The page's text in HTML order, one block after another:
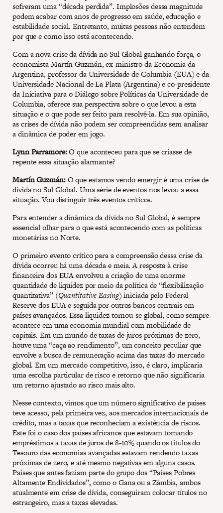
sofreram uma “década perdida”. Implosões dessa magnitude
podem acabar com anos de progresso em saúde, educação e
estabilidade social. Entretanto, muitas pessoas não entendem
por que e como isso está acontecendo.
Com a nova crise da dívida no Sul Global ganhando força, o
economista Martín Guzmán, ex-ministro da Economia da
Argentina, professor da Universidade de Columbia (EUA) e da
Universidade Nacional de La Plata (Argentina) e co-presidente
da Iniciativa para o Diálogo sobre Políticas da Universidade de
Columbia, oferece sua perspectiva sobre o que levou a esta
situação e o que pode ser feito para resolvê-la. Em sua opinião,
as crises de dívida não podem ser compreendidas sem analisar
a dinâmica de poder em jogo.
Lynn Parramore:O que aconteceu para que se criasse de
repente essa situação alarmante?
Martín Guzmán:O que estamos vendo emergir é uma crise de
dívida no Sul Global. Uma série de eventos nos levou a essa
situação. Vou distinguir três eventos críticos.
Para entender a dinâmica da dívida no Sul Global, é sempre
essencial olhar para o que está acontecendo com as políticas
monetárias no Norte.
O primeiro evento crítico para a compreensão dessa crise da
dívida ocorreu há uma década e meia. A resposta à crise
financeira dos EUA envolveu a criação de uma enorme
quantidade de liquidez por meio da política de “flexibilização
quantitativa” (Quantitative Easing) iniciada pelo Federal
Reserve dos EUA e seguida por outros bancos centrais em
países avançados. Essa liquidez tornou-se global, como sempre
acontece em uma economia mundial com mobilidade de
capitais. Em um mundo de taxas de juros próximas de zero,
houve uma “caça ao rendimento”, um conceito peculiar que
envolve a busca de remuneração acima das taxas do mercado
global. Em um mercado competitivo, isso, é claro, implicaria
uma escolha particular de risco e retorno que não significaria
um retorno ajustado ao risco mais alto.
Nesse contexto, vimos que um número significativo de países
teve acesso, pela primeira vez, aos mercados internacionais de
crédito, mas a taxas que reconheciam a existência de riscos.
Este foi o caso dos países africanos que estavam tomando
empréstimos a taxas de juros de 8-10% quando os títulos do
Tesouro das economias avançadas estavam rendendo taxas
próximas de zero, e até mesmo negativas em alguns casos.
Países que antes faziam parte do grupo dos “Países Pobres
Altamente Endividados”, como o Gana ou a Zâmbia, ambos
atualmente em crise de dívida, conseguiram colocar títulos no
estrangeiro, mas a taxas elevadas.